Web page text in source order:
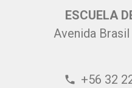
ESCUELA
Avenida
phone +56 32